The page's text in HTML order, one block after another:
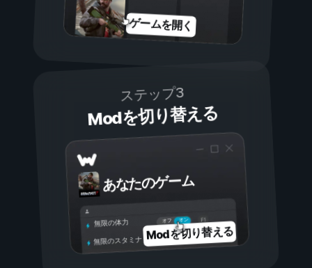
ゲームを開く
ステップ3
Modを切り替える
あなたのゲーム
オン
オフ
無限の体力
無限のスタミナ Modを切り替える